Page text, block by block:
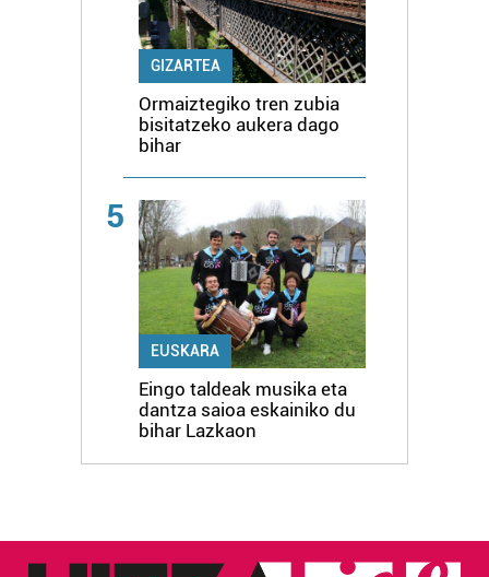
GIZARTEA
Ormaiztegiko tren zubia
bisitatzeko aukera dago
bihar
5
EUSKARA
Eingo taldeak musika eta
dantza saioa eskainiko du
bihar Lazkaon